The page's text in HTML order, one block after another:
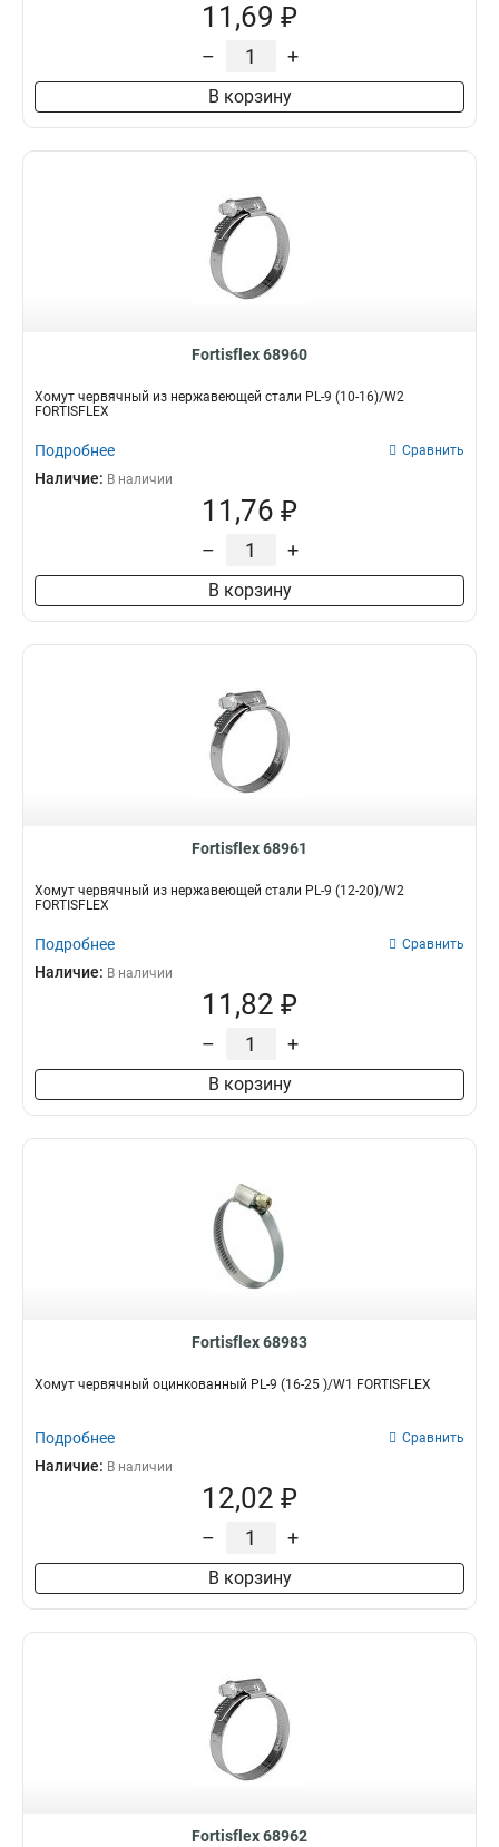
11,69 ₽
– +
В корзину
Fortisflex 68960
Хомут червячный из нержавеющей стали PL-9 (10-16)/W2
FORTISFLEX
Подробнее Сравнить
Наличие: В наличии
11,76 ₽
– +
В корзину
Fortisflex 68961
Хомут червячный из нержавеющей стали PL-9 (12-20)/W2
FORTISFLEX
Подробнее Сравнить
Наличие: В наличии
11,82 ₽
– +
В корзину
Fortisflex 68983
Хомут червячный оцинкованный PL-9 (16-25 )/W1 FORTISFLEX
Подробнее Сравнить
Наличие: В наличии
12,02 ₽
– +
В корзину
Fortisflex 68962